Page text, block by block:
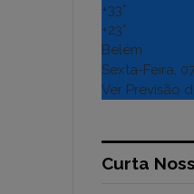
+33°
+23°
Belém
Sexta-Feira,
Ver Previsão
Curta